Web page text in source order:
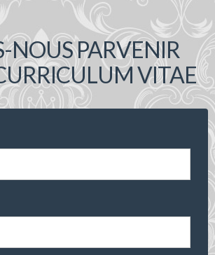
NOUS PARVENIR
VITAE